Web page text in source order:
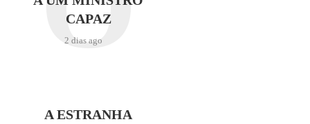
CAPAZ
2 dias ago
A ESTRANHA